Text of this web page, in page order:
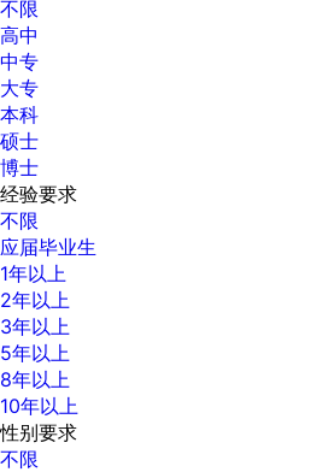
不限
高中
中专
大专
本科
硕士
博士
经验要求
不限
应届毕业生
1年以上
2年以上
3年以上
5年以上
8年以上
10年以上
性别要求
不限